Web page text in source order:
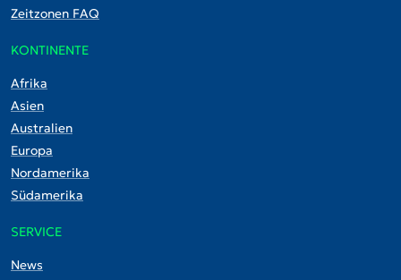
Zeitzonen FAQ
KONTINENTE
Afrika
Asien
Australien
Europa
Nordamerika
Südamerika
SERVICE
News